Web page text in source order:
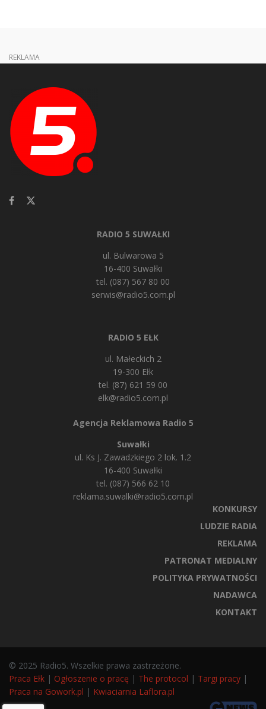
REKLAMA
RADIO 5 SUWAŁKI
ul. Bulwarowa 5
16-400 Suwałki
tel. (087) 567 80 00
serwis@radio5.com.pl
RADIO 5 EŁK
ul. Małeckich 2
19-300 Ełk
tel. (87) 621 59 00
elk@radio5.com.pl
Agencja Reklamowa Radio 5
Suwałki
ul. Ks J. Zawadzkiego 2 lok. 1.2
16-400 Suwałki
tel. (087) 566 62 10
reklama.suwalki@radio5.com.pl
KONKURSY
LUDZIE RADIA
REKLAMA
PATRONAT MEDIALNY
POLITYKA PRYWATNOŚCI
NADAWCA
KONTAKT
© 2025 Radio5. Wszelkie prawa zastrzeżone.
Praca Ełk | Ogłoszenie o pracę | The protocol | Targi pracy |
Praca na Gowork.pl | Kwiaciarnia Laflora.pl